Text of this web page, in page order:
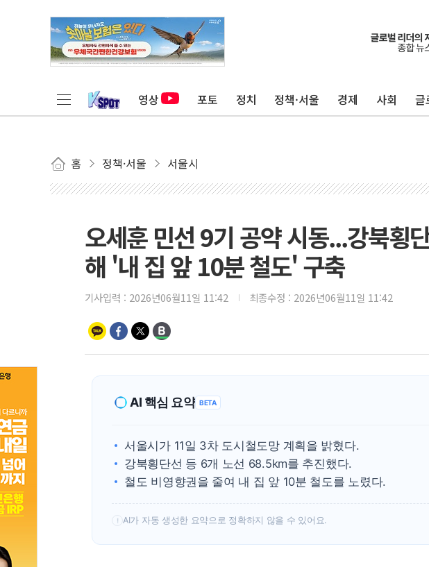
영상 포토 정치 정책·서울 경제 사회 글
홈 정책·서울 서울시
오세훈 민선 9기 공약 시동...강북횡
해 '내 집 앞 10분 철도' 구축
기사입력 : 2026년06월11일 11:42 최종수정 : 2026년06월11일 11:42
AI 핵심 요약 BETA
서울시가 11일 3차 도시철도망 계획을 밝혔다.
강북횡단선 등 6개 노선 68.5km를 추진했다.
철도 비영향권을 줄여 내 집 앞 10분 철도를 노렸다.
! AI가 자동 생성한 요약으로 정확하지 않을 수 있어요.